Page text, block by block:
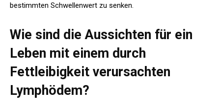
bestimmten Schwellenwert zu senken.
Wie sind die Aussichten für ein
Leben mit einem durch
Fettleibigkeit verursachten
Lymphödem?